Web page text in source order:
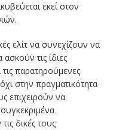
εκεί στον
ελίτ να συνεχίζουν να
τις ίδιες
παρατηρούμενες
στην πραγματικότητα
επιχειρούν να
δικές τους